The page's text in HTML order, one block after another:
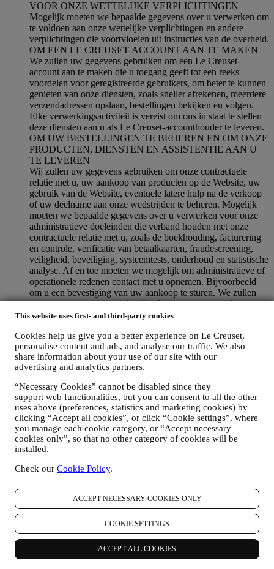
This website uses first- and third-party cookies
Cookies help us give you a better experience on Le Creuset,
personalise content and ads, and analyse our traffic. We also
share information about your use of our site with our
advertising and analytics partners.
“Necessary Cookies” cannot be disabled since they
support web functionalities, but you can consent to all the other
uses above (preferences, statistics and marketing cookies) by
clicking “Accept all cookies”, or click “Cookie settings”, where
you manage each cookie category, or “Accept necessary
cookies only”, so that no other category of cookies will be
installed.
Check our Cookie Policy.
ACCEPT NECESSARY COOKIES ONLY
COOKIE SETTINGS
ACCEPT ALL COOKIES
VOOR ONZE WETTELIJKE VERPLICHTINGEN
Mogelijk moeten we bepaalde gegevens over u verwerken om
te voldoen aan onze wettelijke verplichtingen en andere
verplichtingen die voortvloeien uit instructies van de overheid.
OM EEN LE CREUSET-ACCOUNT AAN TE MAKEN
We zullen uw gegevens gebruiken om een Le Creuset-
account aan te maken die u toegang geeft tot een reeks
voordelen voor geregistreerde gebruikers, om beter te kunnen
genieten van onze diensten, zoals sneller afrekenen, meerdere
verzendadressen opslaan, bestellingen bekijken en volgen.
Elke verwerkingsactiviteit is vereist om ons in staat te stellen
deze diensten aan u als Le Creuset-accounthouder te leveren.
OM UW BESTELLINGEN TE BEHEREN EN OM ONZE
PRODUCTEN, DIENSTEN EN ASSISTENTIE AAN U
TE LEVEREN
Wij zullen uw gegevens gebruiken om onze contractuele
relatie met u, uw aankoop van producten op de Website, uw
gebruik van de Website, eventuele latere hulp na de verkoop
of uw deelname aan onze wedstrijden te beheren. Mogelijk
moeten we bepaalde gegevens over u verwerken voor onze
administratieve doeleinden die verband houden met onze
contractuele relatie met u, zoals de boekhouding, facturering
en controle, verificatie van betaalkaarten, fraudescreening,
veiligheid, beveiliging, systeemtests, onderhoud en statistische
analyse. Af en toe moeten we mogelijk om administratieve of
operationele redenen contact met u opnemen. Bijvoorbeeld
om u een bevestiging van uw aankoop te sturen. We zullen
uw persoonsgegevens ook gebruiken om uw verzoeken te
beantwoorden die via onze Websiteformulieren of andere
vereist om ons in staat te stellen onze diensten aan u te
leveren. Wij kunnen uw gegevens verwerken op basis van
ons legitiem belang (naar behoren rekening houdend met uw
rechten en vrijheden) om u opvolg-e-mails te sturen in het
toegevoegd zonder de aankoop af te ronden. Als u de
aankoop niet binnen een bepaalde periode afrondt, worden er
geen verdere opvolgingsberichten verzonden.
OM U TE INFORMEREN OVER NIEUWS OF
AANBIEDINGEN VAN LE CREUSET-PRODUCTEN
Als u ermee hebt ingestemd dat wij dit doen (bijvoorbeeld
account aanmaakt op de Website), dan zullen wij u
over initiatieven met betrekking tot Le Creuset die worden
gepromoot door de dochterondernemingen van de groep, en
lokale filialen en partners, die ook afhangen van uw
voorkeuren. Wij zullen contact met u opnemen via e-mail, sms
of sociale media, maar ook via geautomatiseerde middelen.
Dergelijke communicatie zal betrekking hebben op Le
Creuset-producten of op nieuwe winkelopeningen, exclusieve